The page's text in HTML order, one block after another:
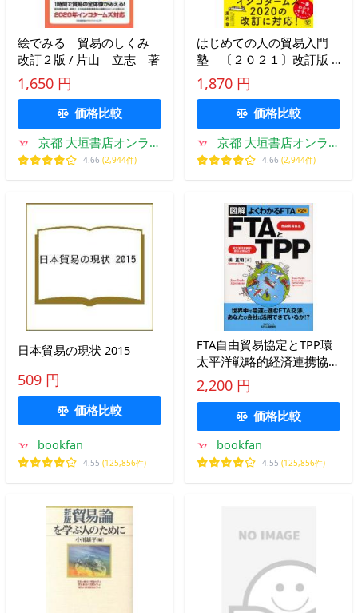
絵でみる 貿易のしくみ
改訂２版 / 片山 立志 著
1,650 円
価格比較
京都 大垣書店オンライ
ン
4.66 (2,944件)
はじめての人の貿易入門
塾 〔２０２１〕改訂版 /
黒岩 章 著
1,870 円
価格比較
京都 大垣書店オンライ
ン
4.66 (2,944件)
日本貿易の現状 2015
509 円
価格比較
bookfan
4.55 (125,856件)
FTA自由貿易協定とTPP環
太平洋戦略的経済連携協定
図解よくわかるFTA/嶋正和
2,200 円
価格比較
bookfan
4.55 (125,856件)